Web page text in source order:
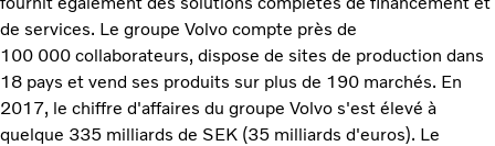
de services. Le groupe Volvo compte près de
100 000 collaborateurs, dispose de sites de production dans
18 pays et vend ses produits sur plus de 190 marchés. En
2017, le chiffre d'affaires du groupe Volvo s'est élevé à
quelque 335 milliards de SEK (35 milliards d'euros). Le